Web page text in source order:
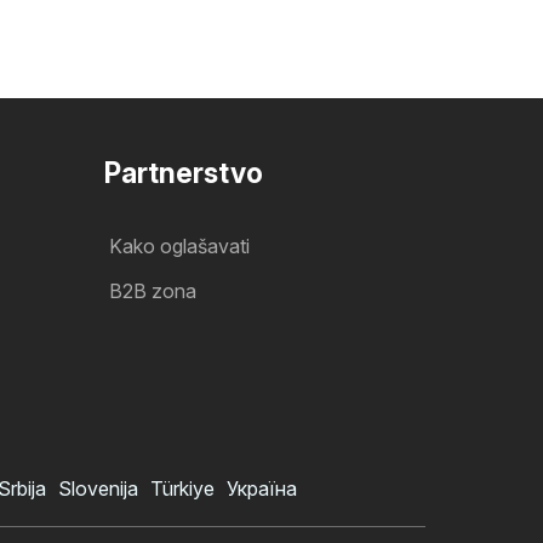
Partnerstvo
Kako oglašavati
B2B zona
Slovenija Türkiye Україна